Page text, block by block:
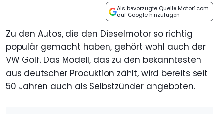
Als bevorzugte Quelle Motor1.com
auf Google hinzufügen
Zu den Autos, die den Dieselmotor so richtig
populär gemacht haben, gehört wohl auch der
VW Golf. Das Modell, das zu den bekanntesten
aus deutscher Produktion zählt, wird bereits seit
50 Jahren auch als Selbstzünder angeboten.